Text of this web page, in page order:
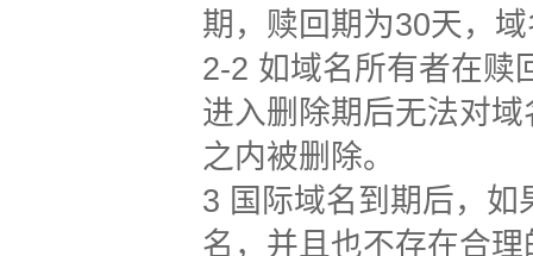
期，赎回期为30天，
2-2 如域名所有者在赎
进入删除期后无法对
之内被删除。
3 国际域名到期后，
名，并且也不存在合